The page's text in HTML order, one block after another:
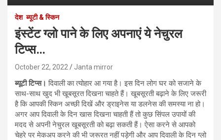
देश ब्यूटी & स्किन
इंस्टेंट ग्लो पाने के लिए अपनाएं ये नेचुरल
टिप्‍स…
October 22, 2022 Janta mirror
ब्‍यूटी टिप्‍स। दिवाली का त्‍योहार आ गया है। इस दिन लोग घर को सजाने के
साथ-साथ खुद भी खूबसूरत दिखना चाहते हैं। खूबसूरती बढ़ाने के लिए जरूरी
है कि आपकी स्किन अच्‍छी दिखें और ड्राइनेस या डलनेस की समस्‍या ना हो।
अगर आप दिवाली के दिन खास दिखना चाहती हैं तो कुछ सिंपल उपायों की
मदद से अपनी नेचुरल खूबसूरती को बढ़ा सकती हैं। ऐसा करने से आपको
चेहरे पर मेकअप करने की भी जरूरत नहीं पड़ेगी और आप दिवाली के दिन ग्‍लो